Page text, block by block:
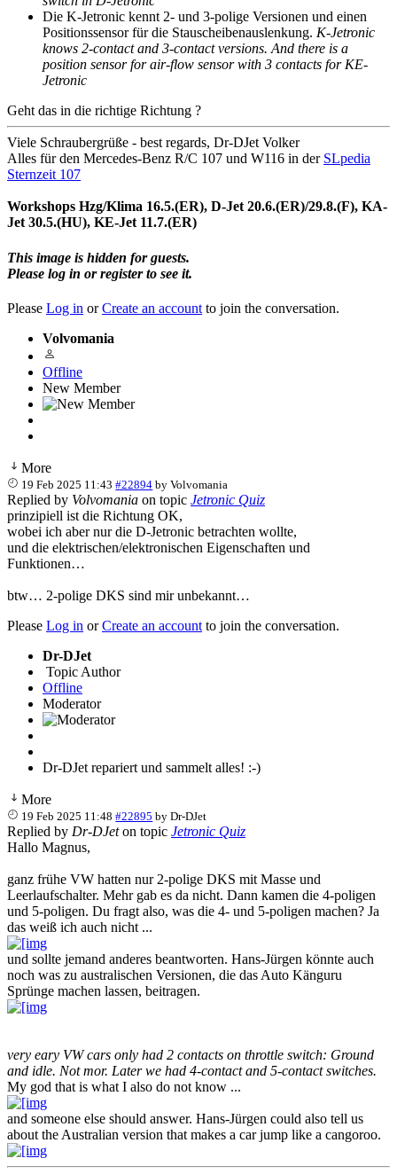
Die K-Jetronic kennt 2- und 3-polige Versionen und einen
Positionssensor für die Stauscheibenauslenkung. K-Jetronic
knows 2-contact and 3-contact versions. And there is a
position sensor for air-flow sensor with 3 contacts for KE-
Jetronic
Geht das in die richtige Richtung ?
Viele Schraubergrüße - best regards, Dr-DJet Volker
Alles für den Mercedes-Benz R/C 107 und W116 in der SLpedia
Sternzeit 107
Workshops Hzg/Klima 16.5.(ER), D-Jet 20.6.(ER)/29.8.(F), KA-
Jet 30.5.(HU), KE-Jet 11.7.(ER)
This image is hidden for guests.
Please log in or register to see it.
Please Log in orCreate an account to join the conversation.
Volvomania
Offline
New Member
More
19 Feb 2025 11:43 #22894 byVolvomania
Replied by Volvomania on topic Jetronic Quiz
prinzipiell ist die Richtung OK,
wobei ich aber nur die D-Jetronic betrachten wollte,
und die elektrischen/elektronischen Eigenschaften und
Funktionen…
btw… 2-polige DKS sind mir unbekannt…
Please Log in orCreate an account to join the conversation.
Dr-DJet
Topic Author
Offline
Moderator
Dr-DJet repariert und sammelt alles! :-)
More
19 Feb 2025 11:48 #22895 byDr-DJet
Replied by Dr-DJeton topic Jetronic Quiz
Hallo Magnus,
ganz frühe VW hatten nur 2-polige DKS mit Masse und
Leerlaufschalter. Mehr gab es da nicht. Dann kamen die 4-poligen
und 5-poligen. Du fragt also, was die 4- und 5-poligen machen? Ja
das weiß ich auch nicht ...
und sollte jemand anderes beantworten. Hans-Jürgen könnte auch
noch was zu australischen Versionen, die das Auto Känguru
Sprünge machen lassen, beitragen.
very eary VW cars only had 2 contacts on throttle switch: Ground
and idle. Not mor. Later we had 4-contact and 5-contact switches.
My god that is what I also do not know ...
and someone else should answer. Hans-Jürgen could also tell us
about the Australian version that makes a car jump like a cangoroo.